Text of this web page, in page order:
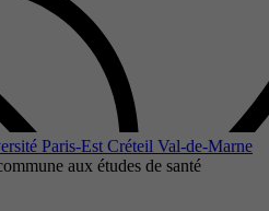
Paris-Est Créteil Val-de-Marne
aux études de santé